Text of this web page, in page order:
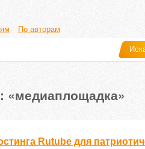
По авторам
«медиаплощадка»
Rutube для